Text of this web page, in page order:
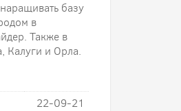
базу
в
Также в
Калуги и Орла.
22-09-21